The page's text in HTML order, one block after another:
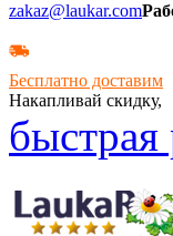
zakaz@laukar.com
Бесплатно доставим
Накапливай скидку,
быстрая